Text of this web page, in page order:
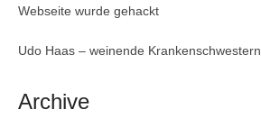
Webseite wurde gehackt
Udo Haas – weinende Krankenschwestern
Archive